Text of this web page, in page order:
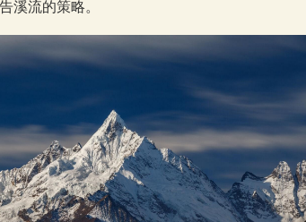
溪流的策略。